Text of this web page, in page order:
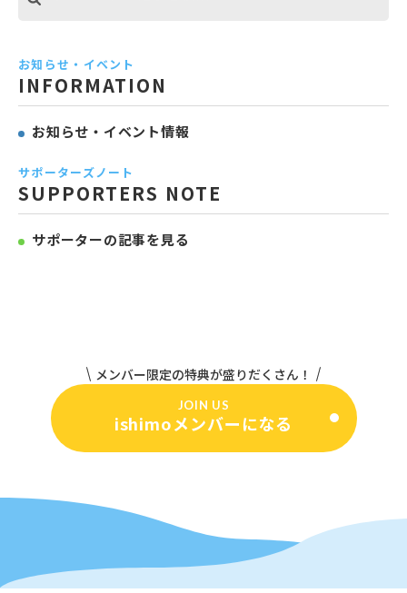
お知らせ・イベント
INFORMATION
お知らせ・イベント情報
サポーターズノート
SUPPORTERS NOTE
サポーターの記事を見る
メンバー限定の特典が盛りだくさん！
JOIN US
ishimoメンバーになる